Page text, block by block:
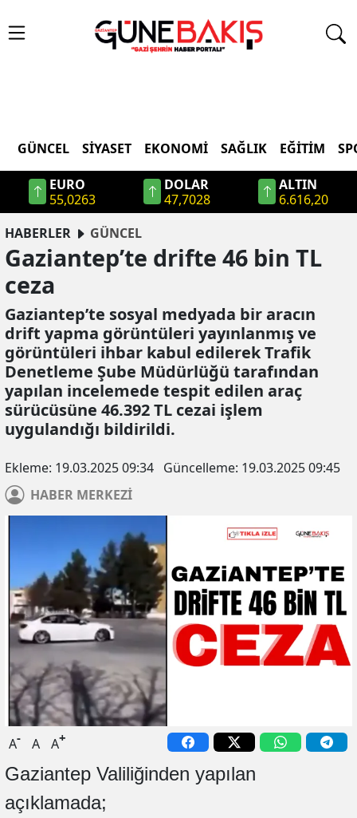
GÜNCEL SIYASET EKONOMI SAĞLIK EĞITIM
EURO
55,0263
DOLAR
47,7028
ALTIN
6.616,20
HABERLER
GÜNCEL
Gaziantep’te drifte 46 bin TL
ceza
Gaziantep’te sosyal medyada bir aracın
drift yapma görüntüleri yayınlanmış ve
görüntüleri ihbar kabul edilerek Trafik
Denetleme Şube Müdürlüğü tarafından
yapılan incelemede tespit edilen araç
sürücüsüne 46.392 TL cezai işlem
uygulandığı bildirildi.
Ekleme: 19.03.2025 09:34 Güncelleme: 19.03.2025 09:45
HABER MERKEZİ
A- A A+
Gaziantep Valiliğinden yapılan
açıklamada;